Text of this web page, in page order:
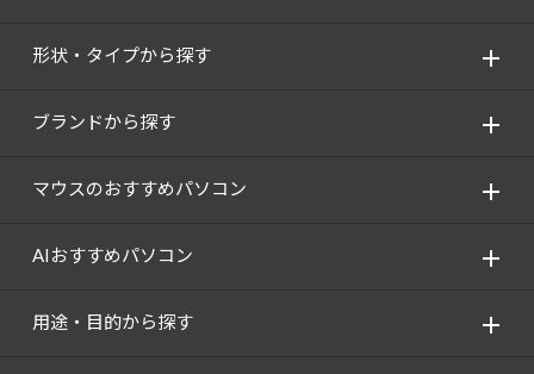
形状・タイプから探す
ブランドから探す
マウスのおすすめパソコン
AIおすすめパソコン
用途・目的から探す